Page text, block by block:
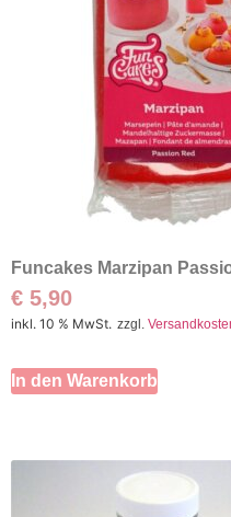
Funcakes Marzipan
€ 5,90
inkl. 10 % MwSt. zzgl.
In den Warenkorb